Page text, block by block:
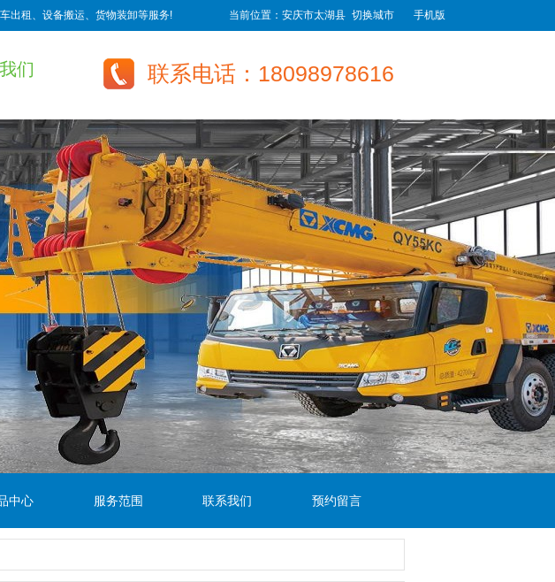
出租、设备搬运、货物装卸等服务! 当前位置：安庆市太湖县 切换城市 手机版
们 联系电话：18098978616
中心 服务范围 联系我们 预约留言